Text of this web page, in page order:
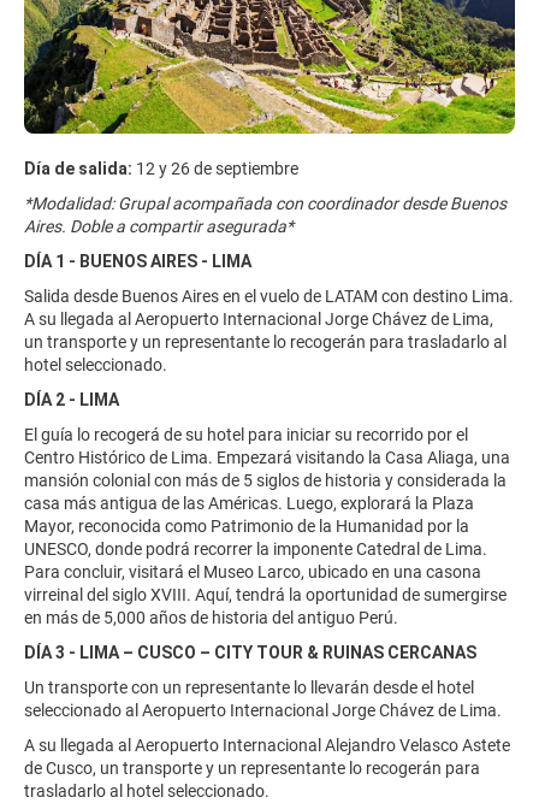
Día de salida: 12 y 26 de septiembre
*Modalidad: Grupal acompañada con coordinador desde Buenos
Aires. Doble a compartir asegurada*
DÍA 1 - BUENOS AIRES - LIMA
Salida desde Buenos Aires en el vuelo de LATAM con destino Lima.
A su llegada al Aeropuerto Internacional Jorge Chávez de Lima,
un transporte y un representante lo recogerán para trasladarlo al
hotel seleccionado.
DÍA 2 - LIMA
El guía lo recogerá de su hotel para iniciar su recorrido por el
Centro Histórico de Lima. Empezará visitando la Casa Aliaga, una
mansión colonial con más de 5 siglos de historia y considerada la
casa más antigua de las Américas. Luego, explorará la Plaza
Mayor, reconocida como Patrimonio de la Humanidad por la
UNESCO, donde podrá recorrer la imponente Catedral de Lima.
Para concluir, visitará el Museo Larco, ubicado en una casona
virreinal del siglo XVIII. Aquí, tendrá la oportunidad de sumergirse
en más de 5,000 años de historia del antiguo Perú.
DÍA 3 - LIMA – CUSCO – CITY TOUR & RUINAS CERCANAS
Un transporte con un representante lo llevarán desde el hotel
seleccionado al Aeropuerto Internacional Jorge Chávez de Lima.
A su llegada al Aeropuerto Internacional Alejandro Velasco Astete
de Cusco, un transporte y un representante lo recogerán para
trasladarlo al hotel seleccionado.